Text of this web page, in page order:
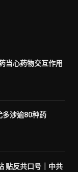
当心药物交互作用
多涉逾80种药
贴反共口号｜中共